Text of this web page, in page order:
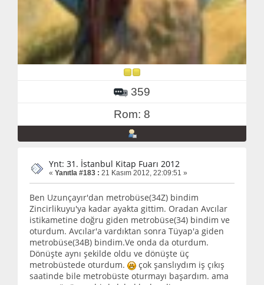
359
Rom: 8
Ynt: 31. İstanbul Kitap Fuarı 2012
« Yanıtla #183 : 21 Kasım 2012, 22:09:51 »
Ben Uzunçayır'dan metrobüse(34Z) bindim
Zincirlikuyu'ya kadar ayakta gittim. Oradan Avcılar
istikametine doğru giden metrobüse(34) bindim ve
oturdum. Avcılar'a vardıktan sonra Tüyap'a giden
metrobüse(34B) bindim.Ve onda da oturdum.
Dönüşte aynı şekilde oldu ve dönüşte üç
metrobüstede oturdum.
çok şanslıydım iş çıkış
saatinde bile metrobüste oturmayı başardım. ama